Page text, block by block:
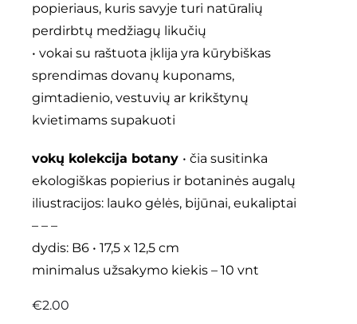
popieriaus, kuris savyje turi natūralių
perdirbtų medžiagų likučių
• vokai su raštuota įklija yra kūrybiškas
sprendimas dovanų kuponams,
gimtadienio, vestuvių ar krikštynų
kvietimams supakuoti
vokų kolekcija botany • čia susitinka
ekologiškas popierius ir botaninės augalų
iliustracijos: lauko gėlės, bijūnai, eukaliptai
– – –
dydis: B6 • 17,5 x 12,5 cm
minimalus užsakymo kiekis – 10 vnt
€2.00